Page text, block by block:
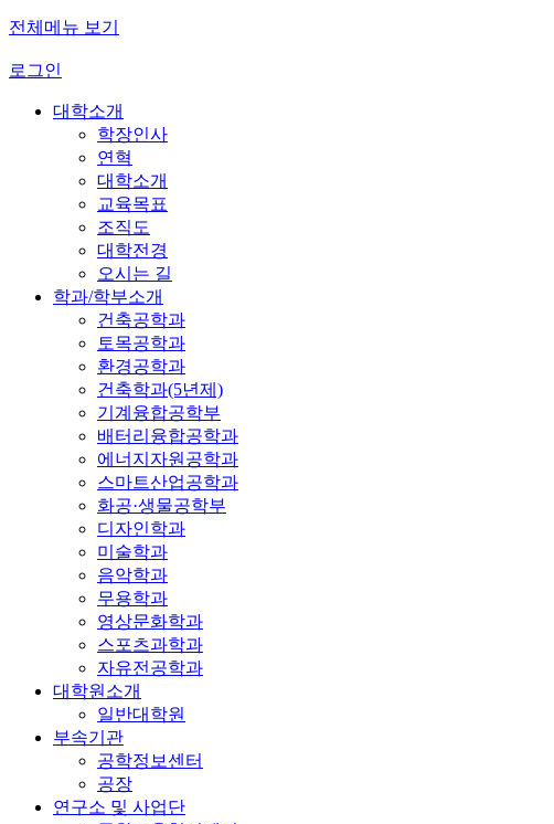
전체메뉴 보기
로그인
대학소개
학장인사
연혁
대학소개
교육목표
조직도
대학전경
오시는 길
학과/학부소개
건축공학과
토목공학과
환경공학과
건축학과(5년제)
기계융합공학부
배터리융합공학과
에너지자원공학과
스마트산업공학과
화공·생물공학부
디자인학과
미술학과
음악학과
무용학과
영상문화학과
스포츠과학과
자유전공학과
대학원소개
일반대학원
부속기관
공학정보센터
공장
연구소 및 사업단